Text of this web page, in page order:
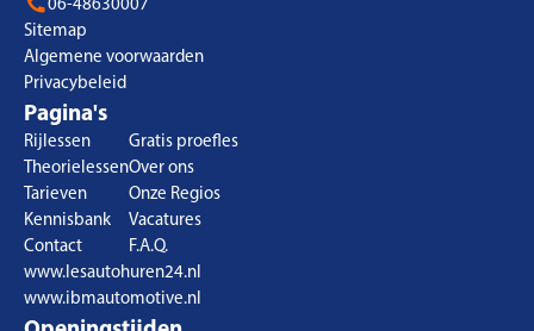
Sitemap
Algemene voorwaarden
Privacybeleid
Pagina's
Rijlessen
Theorielessen
Tarieven
Kennisbank
Contact
Gratis proefles
Over ons
Onze Regios
Vacatures
F.A.Q.
www.lesautohuren24.nl
www.ibmautomotive.nl